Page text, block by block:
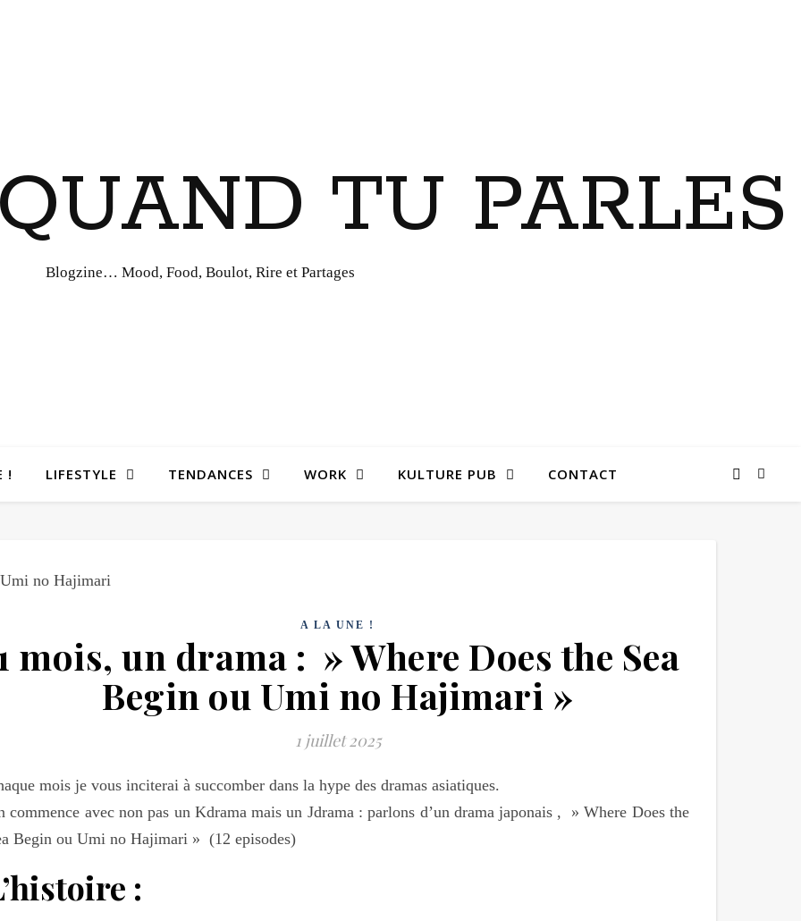
TU PARLES
Blogzine… Mood, Food, Boulot, Rire et Partages
! LIFESTYLE TENDANCES WORK KULTURE PUB CONTACT
A LA UNE !
mois, un drama : » Where Does the Sea
Begin ou Umi no Hajimari »
1 juillet 2025
mois je vous inciterai à succomber dans la hype des dramas asiatiques.
commence avec non pas un Kdrama mais un Jdrama : parlons d’un drama japonais , » Where Does the
Begin ou Umi no Hajimari » (12 episodes)
: